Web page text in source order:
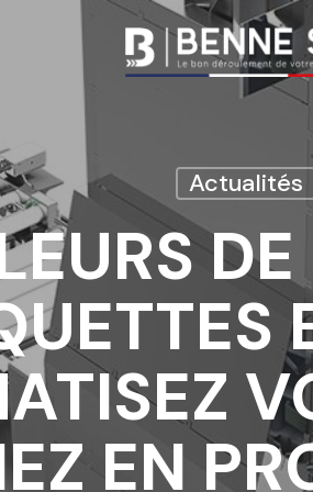
Nos bandes
transporteuses
Nos courroies
Nos accessoires
convoyeurs
Nos
Actualités
EN